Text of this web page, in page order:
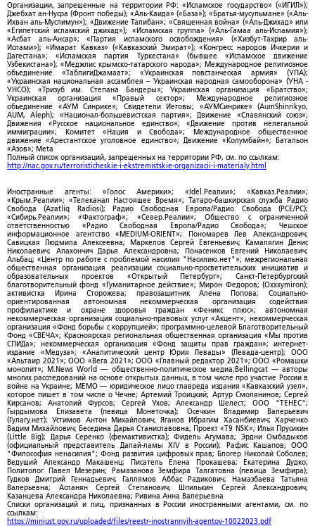
Организации, запрещенные на территории РФ: «Исламское государство» («ИГИЛ»);
Джебхат ан-Нусра (Фронт победы); «Аль-Каида» («База»); «Братья-мусульмане» («Аль-
Ихван аль-Муслимун»); «Движение Талибан»; «Священная война» («Аль-Джихад» или
«Египетский исламский джихад»); «Исламская группа» («Аль-Гамаа аль-Исламия»);
«Асбат аль-Ансар»; «Партия исламского освобождения» («Хизбут-Тахрир аль-
Ислами»); «Имарат Кавказ» («Кавказский Эмират»); «Конгресс народов Ичкерии и
Дагестана»; «Исламская партия Туркестана» (бывшее «Исламское движение
Узбекистана»); «Меджлис крымско-татарского народа»; Международное религиозное
объединение «ТаблигиДжамаат»; «Украинская повстанческая армия» (УПА);
«Украинская национальная ассамблея – Украинская народная самооборона» (УНА -
УНСО); «Тризуб им. Степана Бандеры»; Украинская организация «Братство»;
Украинская организация «Правый сектор»; Международное религиозное
объединение «АУМ Синрике»; Свидетели Иеговы; «АУМСинрике» (AumShinrikyo,
AUM, Aleph); «Национал-большевистская партия»; Движение «Славянский союз»;
Движения «Русское национальное единство»; «Движение против нелегальной
иммиграции»; Комитет «Нация и Свобода»; Международное общественное
движение «Арестантское уголовное единство»; Движение «Колумбайн»; Батальон
«Азов»; Meta
Полный список организаций, запрещенных на территории РФ, см. по ссылкам:
http://nac.gov.ru/terroristicheskie-i-ekstremistskie-organizacii-i-materialy.html
Иностранные агенты: «Голос Америки»; «Idel.Реалии»; «Кавказ.Реалии»;
«Крым.Реалии»; «Телеканал Настоящее Время»; Татаро-башкирская служба Радио
Свобода (Azatliq Radiosi); Радио Свободная Европа/Радио Свобода (PCE/PC);
«Сибирь.Реалии»; «Фактограф»; «Север.Реалии»; Общество с ограниченной
ответственностью «Радио Свободная Европа/Радио Свобода»; Чешское
информационное агентство «MEDIUM-ORIENT»; Пономарев Лев Александрович;
Савицкая Людмила Алексеевна; Маркелов Сергей Евгеньевич; Камалягин Денис
Николаевич; Апахончич Дарья Александровна; Понасенков Евгений Николаевич;
Альбац; «Центр по работе с проблемой насилия "Насилию.нет"»; межрегиональная
общественная организация реализации социально-просветительских инициатив и
образовательных проектов «Открытый Петербург»; Санкт-Петербургский
благотворительный фонд «Гуманитарное действие»; Мирон Федоров; (Oxxxymiron);
активистка Ирина Сторожева; правозащитник Алена Попова; Социально-
ориентированная автономная некоммерческая организация содействия
профилактике и охране здоровья граждан «Феникс плюс»; автономная
некоммерческая организация социально-правовых услуг «Акцент»; некоммерческая
организация «Фонд борьбы с коррупцией»; программно-целевой Благотворительный
Фонд «СВЕЧА»; Красноярская региональная общественная организация «Мы против
СПИДа»; некоммерческая организация «Фонд защиты прав граждан»; интернет-
издание «Медуза»; «Аналитический центр Юрия Левады» (Левада-центр); ООО
«Альтаир 2021»; ООО «Вега 2021»; ООО «Главный редактор 2021»; ООО «Ромашки
монолит»; M.News World — общественно-политическое медиа;Bellingcat — авторы
многих расследований на основе открытых данных, в том числе про участие России в
войне на Украине; МЕМО — юридическое лицо главреда издания «Кавказский узел»,
которое пишет в том числе о Чечне; Артемий Троицкий; Артур Смолянинов; Сергей
Кирсанов; Анатолий Фурсов; Сергей Ухов; Александр Шелест; ООО "ТЕНЕС";
Гырдымова Елизавета (певица Монеточка); Осечкин Владимир Валерьевич
(Гулагу.нет); Устимов Антон Михайлович; Яганов Ибрагим Хасанбиевич; Харченко
Вадим Михайлович; Беседина Дарья Станиславовна; Проект «T9 NSK»; Илья Прусикин
(Little Big); Дарья Серенко (фемактивистка); Фидель Агумава; Эрдни Омбадыков
(официальный представитель Далай-ламы XIV в России); Рафис Кашапов; ООО
"Философия ненасилия"; Фонд развития цифровых прав; Блогер Николай Соболев;
Ведущий Александр Макашенц; Писатель Елена Прокашева; Екатерина Дудко;
Политолог Павел Мезерин; Рамазанова Земфира Талгатовна (певица Земфира);
Гудков Дмитрий Геннадьевич; Галлямов Аббас Радикович; Намазбаева Татьяна
Валерьевна; Асланян Сергей Степанович; Шпилькин Сергей Александрович;
Казанцева Александра Николаевна; Ривина Анна Валерьевна
Списки организаций и лиц, признанных в России иностранными агентами, см. по
ссылкам:
https://minjust.gov.ru/uploaded/files/reestr-inostrannyih-agentov-10022023.pdf